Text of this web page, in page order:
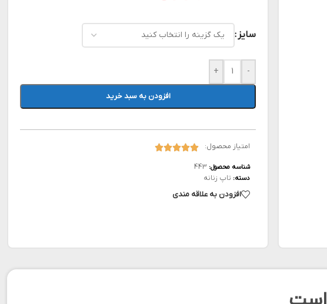
سایز
-
+
افزودن به سبد خرید
امتیاز محصول:
شناسه محصول: 443
دسته: تاپ زنانه
افزودن به علاقه مندی